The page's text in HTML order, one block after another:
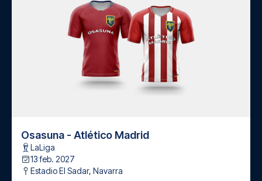
Osasuna - Atlético Madrid
LaLiga
13 feb. 2027
Estadio El Sadar, Navarra